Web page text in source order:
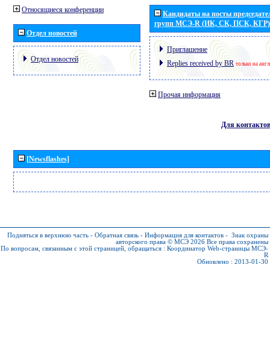
Относящиеся конференции
Отдел новостей
Отдел новостей
Кандидаты на посты
групп МСЭ-R (ИК, СК, ПСК, КГР)
Приглашение
Replies received by BR только на
Прочая информация
Для контактов
[Newsflashes]
Подняться в верхнюю часть - Обратная связь - Информация для контактов - Знак охраны
авторского права © МСЭ 2026 Все права сохранены
По вопросам, связанным с этой страницей, обращаться : Координатор Web-страницы МСЭ-
R
Обновлено : 2013-01-30